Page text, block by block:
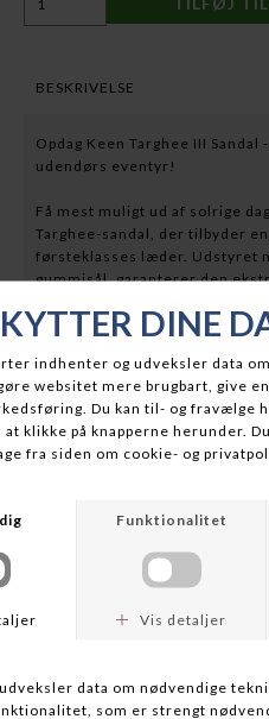
BESKRIVELSE
Opdag Keen Targhee III
udendørs eventyr!
Få mest muligt ud af solrige
Targhee-sandal, der tilbyder
førsteklasses læder. Udstyret
gummisål, garanterer den
vejgreb under alle forhold.
Med en kontureret hællås
pasform. Det miljøvenlige
certificeret garveri tilføjer et
Odor-teknologien holder
nyde dine udendørs eventyr
naturlig og behagelig
Keen's vandresandal har en
netoverdel, en praktisk
medfølgende EVA-indlægssål
og støtte hele dagen lang.
mest udfordrende stier.